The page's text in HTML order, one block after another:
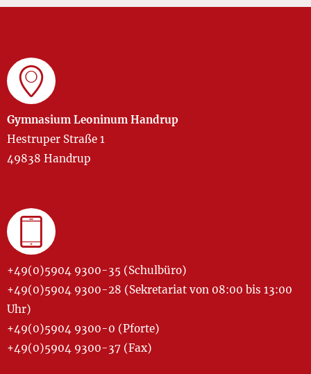
Gymnasium Leoninum Handrup
Hestruper Straße 1
49838 Handrup
+49(0)5904 9300-35 (Schulbüro)
+49(0)5904 9300-28 (Sekretariat von 08:00 bis 13:00
Uhr)
+49(0)5904 9300-0 (Pforte)
+49(0)5904 9300-37 (Fax)